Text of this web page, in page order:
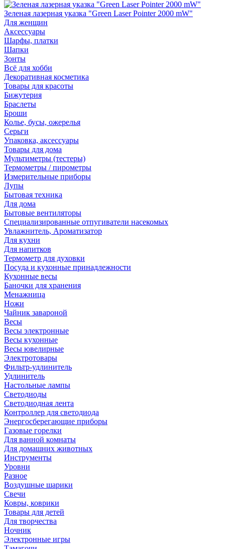
Зеленая лазерная указка "Green Laser Pointer 2000 mW"
Для женщин
Аксессуары
Шарфы, платки
Шапки
Зонты
Всё для хобби
Декоративная косметика
Товары для красоты
Бижутерия
Браслеты
Броши
Колье, бусы, ожерелья
Серьги
Упаковка, аксессуары
Товары для дома
Мультиметры (тестеры)
Термометры / пирометры
Измерительные приборы
Лупы
Бытовая техника
Для дома
Бытовые вентиляторы
Специализированные отпугиватели насекомых
Увлажнитель, Ароматизатор
Для кухни
Для напитков
Термометр для духовки
Посуда и кухонные принадлежности
Кухонные весы
Баночки для хранения
Менажница
Ножи
Чайник завароной
Весы
Весы электронные
Весы кухонные
Весы ювелирные
Электротовары
Фильтр-удлинитель
Удлинитель
Настольные лампы
Светодиоды
Светодиодная лента
Контроллер для светодиода
Энергосберегающие приборы
Газовые горелки
Для ванной комнаты
Для домашних животных
Инструменты
Уровни
Разное
Воздушные шарики
Свечи
Ковры, коврики
Товары для детей
Для творчества
Ночник
Электронные игры